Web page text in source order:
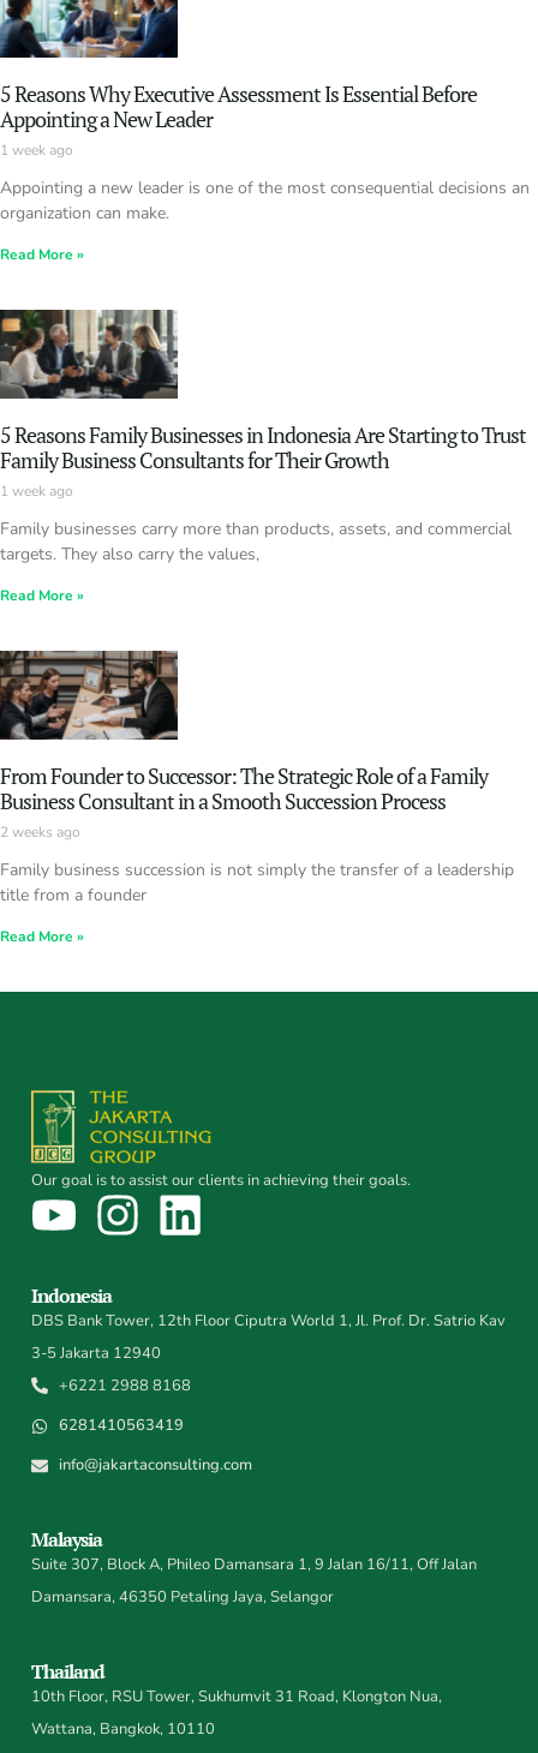
5 Reasons Why Executive Assessment Is Essential Before
Appointing a New Leader
1 week ago
Appointing a new leader is one of the most consequential decisions an
organization can make.
Read More »
5 Reasons Family Businesses in Indonesia Are Starting to Trust
Family Business Consultants for Their Growth
1 week ago
Family businesses carry more than products, assets, and commercial
targets. They also carry the values,
Read More »
From Founder to Successor: The Strategic Role of a Family
Business Consultant in a Smooth Succession Process
2 weeks ago
Family business succession is not simply the transfer of a leadership
title from a founder
Read More »
Our goal is to assist our clients in achieving their goals.
Indonesia
DBS Bank Tower, 12th Floor Ciputra World 1, Jl. Prof. Dr. Satrio Kav
3-5 Jakarta 12940
+6221 2988 8168
6281410563419
info@jakartaconsulting.com
Malaysia
Suite 307, Block A, Phileo Damansara 1, 9 Jalan 16/11, Off Jalan
Damansara, 46350 Petaling Jaya, Selangor
Thailand
10th Floor, RSU Tower, Sukhumvit 31 Road, Klongton Nua,
Wattana, Bangkok, 10110